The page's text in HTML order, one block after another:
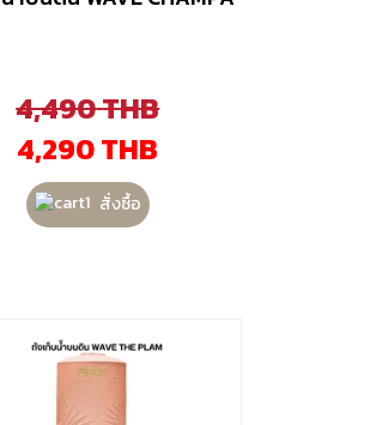
4,490THB
4,290THB
สั่งซื้อ